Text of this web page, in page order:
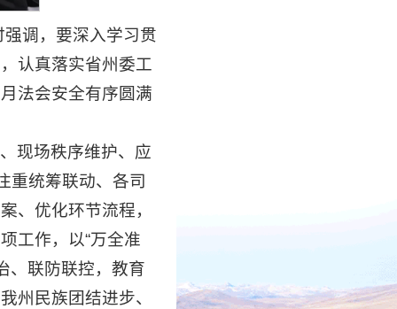
调，要深入学习贯
认真落实省州委工
法会安全有序圆满
现场秩序维护、应
重统筹联动、各司
、优化环节流程，
工作，以“万全准
、联防联控，教育
州民族团结进步、